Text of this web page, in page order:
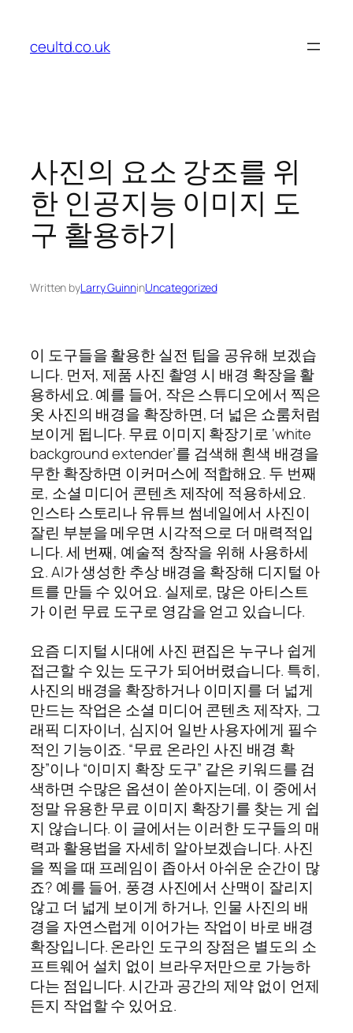
content
ceultd.co.uk
사진의 요소 강조를 위
한 인공지능 이미지 도
구 활용하기
Written byLarry GuinninUncategorized
이 도구들을 활용한 실전 팁을 공유해 보겠습
니다. 먼저, 제품 사진 촬영 시 배경 확장을 활
용하세요. 예를 들어, 작은 스튜디오에서 찍은
옷 사진의 배경을 확장하면, 더 넓은 쇼룸처럼
보이게 됩니다. 무료 이미지 확장기로 ‘white
background extender’를 검색해 흰색 배경을
무한 확장하면 이커머스에 적합해요. 두 번째
로, 소셜 미디어 콘텐츠 제작에 적용하세요.
인스타 스토리나 유튜브 썸네일에서 사진이
잘린 부분을 메우면 시각적으로 더 매력적입
니다. 세 번째, 예술적 창작을 위해 사용하세
요. AI가 생성한 추상 배경을 확장해 디지털 아
트를 만들 수 있어요. 실제로, 많은 아티스트
가 이런 무료 도구로 영감을 얻고 있습니다.
요즘 디지털 시대에 사진 편집은 누구나 쉽게
접근할 수 있는 도구가 되어버렸습니다. 특히,
사진의 배경을 확장하거나 이미지를 더 넓게
만드는 작업은 소셜 미디어 콘텐츠 제작자, 그
래픽 디자이너, 심지어 일반 사용자에게 필수
적인 기능이죠. “무료 온라인 사진 배경 확
장”이나 “이미지 확장 도구” 같은 키워드를 검
색하면 수많은 옵션이 쏟아지는데, 이 중에서
정말 유용한 무료 이미지 확장기를 찾는 게 쉽
지 않습니다. 이 글에서는 이러한 도구들의 매
력과 활용법을 자세히 알아보겠습니다. 사진
을 찍을 때 프레임이 좁아서 아쉬운 순간이 많
죠? 예를 들어, 풍경 사진에서 산맥이 잘리지
않고 더 넓게 보이게 하거나, 인물 사진의 배
경을 자연스럽게 이어가는 작업이 바로 배경
확장입니다. 온라인 도구의 장점은 별도의 소
프트웨어 설치 없이 브라우저만으로 가능하
다는 점입니다. 시간과 공간의 제약 없이 언제
든지 작업할 수 있어요.